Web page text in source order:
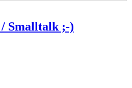
Smalltalk ;-)